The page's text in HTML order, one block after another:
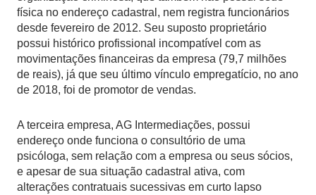
física no endereço cadastral, nem registra funcionários
desde fevereiro de 2012. Seu suposto proprietário
possui histórico profissional incompatível com as
movimentações financeiras da empresa (79,7 milhões
de reais), já que seu último vínculo empregatício, no ano
de 2018, foi de promotor de vendas.
A terceira empresa, AG Intermediações, possui
endereço onde funciona o consultório de uma
psicóloga, sem relação com a empresa ou seus sócios,
e apesar de sua situação cadastral ativa, com
alterações contratuais sucessivas em curto lapso